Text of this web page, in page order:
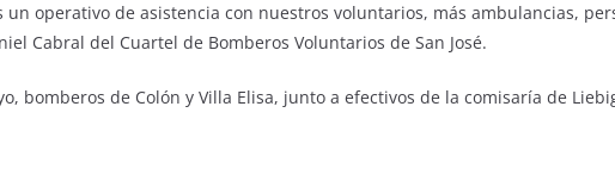
operativo de asistencia con nuestros voluntarios, más ambulancias,
Cabral del Cuartel de Bomberos Voluntarios de San José.
bomberos de Colón y Villa Elisa, junto a efectivos de la comisaría de